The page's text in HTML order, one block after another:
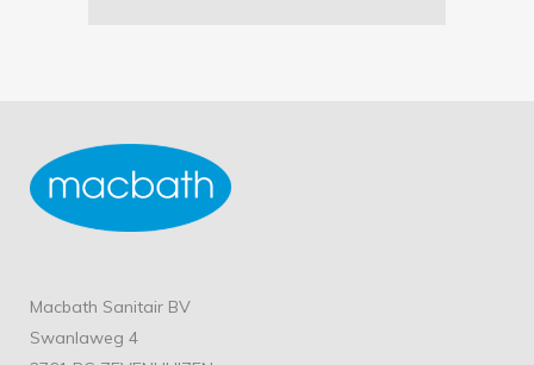
Macbath Sanitair BV
Swanlaweg 4